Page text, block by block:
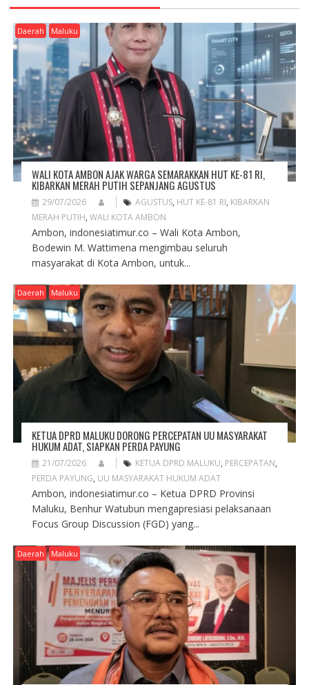
I
G
A
O
N
Daerah Maluku
WALI KOTA AMBON AJAK WARGA SEMARAKKAN HUT KE-81 RI,
KIBARKAN MERAH PUTIH SEPANJANG AGUSTUS
29/07/2026 AGUSTUS, HUT KE-81 RI, KIBARKAN
MERAH PUTIH, WALI KOTA AMBON
Ambon, indonesiatimur.co – Wali Kota Ambon,
Bodewin M. Wattimena mengimbau seluruh
masyarakat di Kota Ambon, untuk...
Daerah Maluku
KETUA DPRD MALUKU DORONG PERCEPATAN UU MASYARAKAT
HUKUM ADAT, SIAPKAN PERDA PAYUNG
21/07/2026 KETUA DPRD MALUKU, PERCEPATAN,
PERDA PAYUNG, UU MASYARAKAT HUKUM ADAT
Ambon, indonesiatimur.co – Ketua DPRD Provinsi
Maluku, Benhur Watubun mengapresiasi pelaksanaan
Focus Group Discussion (FGD) yang...
Daerah Maluku